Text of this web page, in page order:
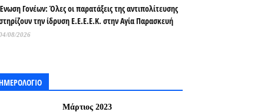
Γονέων: Όλες οι παρατάξεις της αντιπολίτευσης
την ίδρυση Ε.Ε.Ε.Ε.Κ. στην Αγία Παρασκευή
08/2026
Μάρτιος 2023